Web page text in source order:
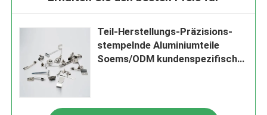
Teil-Herstellungs-Präzisions-
stempelnde Aluminiumteile
Soems/ODM kundenspezifische